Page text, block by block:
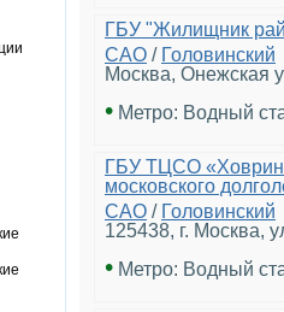
ГБУ "Жилищник
САО / Головинский
Москва, Онежская
• Метро: Водный
ГБУ ТЦСО
московского
САО / Головинский
125438, г. Москва,
• Метро: Водный